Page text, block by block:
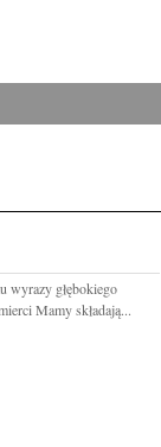
wyrazy głębokiego
Mamy składają...